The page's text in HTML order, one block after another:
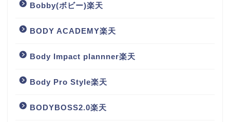
Bobby(ボビー)楽天
BODY ACADEMY楽天
Body Impact plannner楽天
Body Pro Style楽天
BODYBOSS2.0楽天